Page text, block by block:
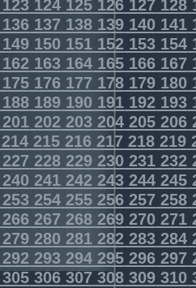
123 124 125 126 127 128
136 137 138 139 140 141
149 150 151 152 153 154
162 163 164 165 166 167
175 176 177 178 179 180
188 189 190 191 192 193
201 202 203 204 205 206
214 215 216 217 218 219
227 228 229 230 231 232
240 241 242 243 244 245
253 254 255 256 257 258
266 267 268 269 270 271
279 280 281 282 283 284
292 293 294 295 296 297
305306307308 309 310